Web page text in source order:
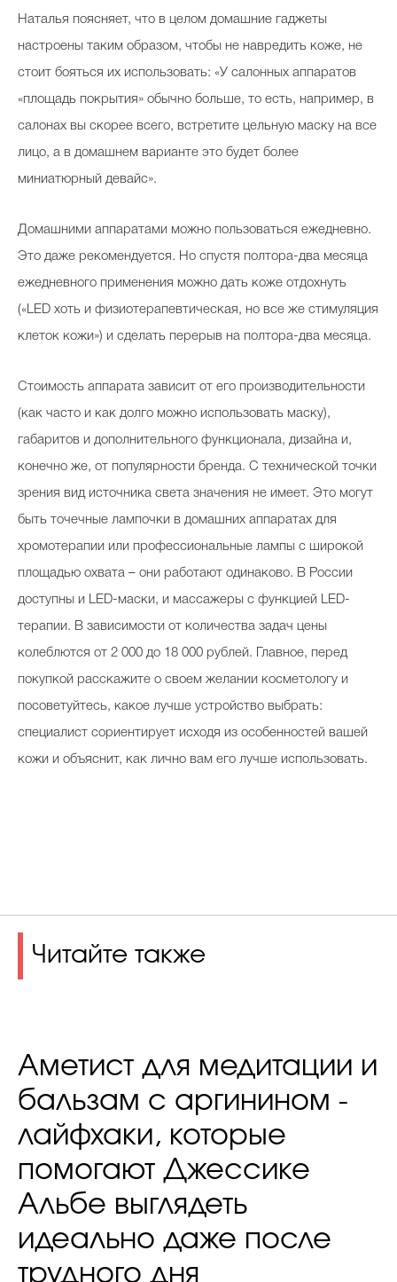
Наталья поясняет, что в целом домашние гаджеты
настроены таким образом, чтобы не навредить коже, не
стоит бояться их использовать: «У салонных аппаратов
«площадь покрытия» обычно больше, то есть, например, в
салонах вы скорее всего, встретите цельную маску на все
лицо, а в домашнем варианте это будет более
миниатюрный девайс».
Домашними аппаратами можно пользоваться ежедневно.
Это даже рекомендуется. Но спустя полтора-два месяца
ежедневного применения можно дать коже отдохнуть
(«LED хоть и физиотерапевтическая, но все же стимуляция
клеток кожи») и сделать перерыв на полтора-два месяца.
Стоимость аппарата зависит от его производительности
(как часто и как долго можно использовать маску),
габаритов и дополнительного функционала, дизайна и,
конечно же, от популярности бренда. С технической точки
зрения вид источника света значения не имеет. Это могут
быть точечные лампочки в домашних аппаратах для
хромотерапии или профессиональные лампы с широкой
площадью охвата – они работают одинаково. В России
доступны и LED-маски, и массажеры с функцией LED-
терапии. В зависимости от количества задач цены
колеблются от 2 000 до 18 000 рублей. Главное, перед
покупкой расскажите о своем желании косметологу и
посоветуйтесь, какое лучше устройство выбрать:
специалист сориентирует исходя из особенностей вашей
кожи и объяснит, как лично вам его лучше использовать.
Читайте также
Аметист для медитации и
бальзам с аргинином -
лайфхаки, которые
помогают Джессике
Альбе выглядеть
идеально даже после
трудного дня